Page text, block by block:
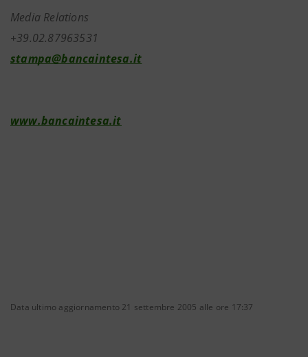
Media Relations
+39.02.87963531
stampa@bancaintesa.it
www.bancaintesa.it
Data ultimo aggiornamento 21 settembre 2005 alle ore 17:37